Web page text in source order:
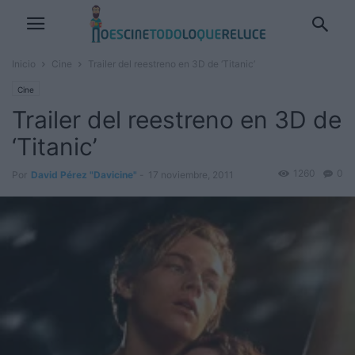
Inicio Cine Trailer del reestreno en 3D de ‘Titanic’
Cine
Trailer del reestreno en 3D de
‘Titanic’
Por David Pérez "Davicine" 17 noviembre, 2011 0
1260